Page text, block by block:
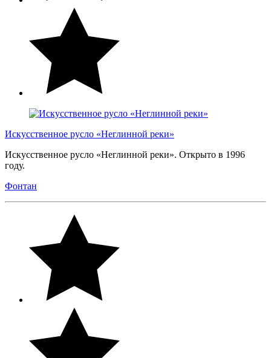
Искусственное русло «Неглинной реки»
Искусственное русло «Неглинной реки». Открыто в 1996
году.
Фонтан